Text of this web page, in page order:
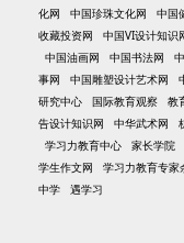
化网
中国珍珠文化网 中国
收藏投资网
中国VI设计知识
中国油画网
中国书法网
事网
中国雕塑设计艺术网
研究中心
国际教育观察 教
告设计知识网
中华武术网
学习力教育中心
家长学院
学生作文网
学习力教育专家
中学
遇学习